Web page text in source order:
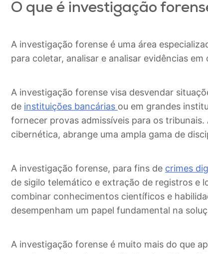
O que é investigação
A investigação forense é uma área
para coletar, analisar e analisar evidências em
A investigação forense visa desvendar
de instituições bancárias ou em grandes
fornecer provas admissíveis para os
cibernética, abrange uma ampla gama de
A investigação forense, para fins de crimes
de sigilo telemático e extração de registros e
combinar conhecimentos científicos e
desempenham um papel fundamental na
A investigação forense é muito mais do que